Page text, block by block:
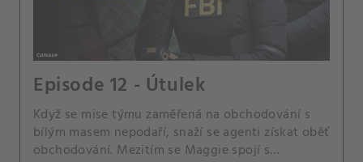
Episode 12 - Útulek
Když se mise týmu zaměřená na obchodování s
bílým masem nepodaří, snaží se agenti získat oběť
obchodování. Mezitím se Maggie spojí s